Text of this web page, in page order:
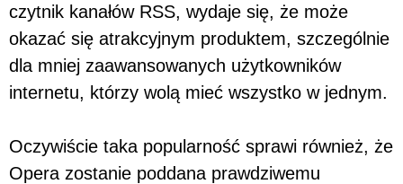
czytnik kanałów RSS, wydaje się, że może
okazać się atrakcyjnym produktem, szczególnie
dla mniej zaawansowanych użytkowników
internetu, którzy wolą mieć wszystko w jednym.
Oczywiście taka popularność sprawi również, że
Opera zostanie poddana prawdziwemu